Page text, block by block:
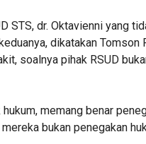
STS, dr. Oktavienni yang
dikatakan Tomson
soalnya pihak RSUD
memang benar
bukan penegakan